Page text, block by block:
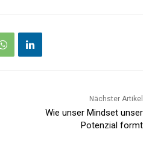
Nächster Artikel
Wie unser Mindset unser
Potenzial formt